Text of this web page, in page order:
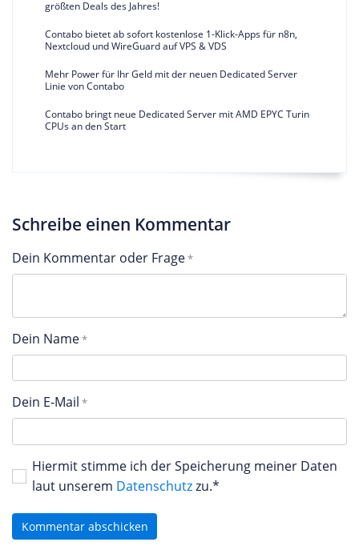
größten Deals des Jahres!
Contabo bietet ab sofort kostenlose 1-Klick-Apps für n8n,
Nextcloud und WireGuard auf VPS & VDS
Mehr Power für Ihr Geld mit der neuen Dedicated Server
Linie von Contabo
Contabo bringt neue Dedicated Server mit AMD EPYC Turin
CPUs an den Start
Schreibe einen Kommentar
Dein Kommentar oder Frage
Dein Name
Dein E-Mail
Hiermit stimme ich der Speicherung meiner Daten
laut unserem Datenschutzzu.*
Kommentar abschicken